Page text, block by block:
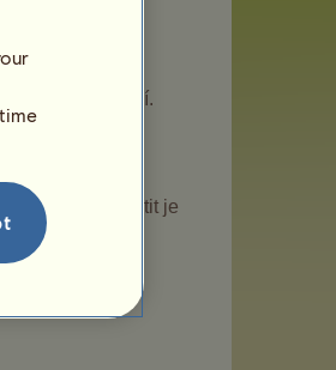
centra se zvýší.
a umístit je